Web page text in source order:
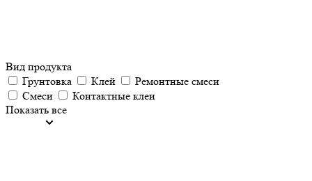
Вид продукта
Грунтовка
Клей
Ремонтные смеси
Смеси
Контактные клеи
Показать все